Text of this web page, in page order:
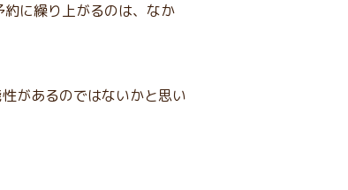
に繰り上がるのは、なか
があるのではないかと思い